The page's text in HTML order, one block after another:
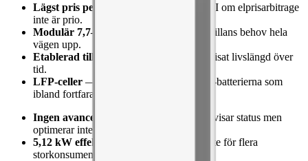
Lägst pris per kWh
i vårt test — bra ROI om elprisarbitrage
inte är prio.
Modulär 7,7–23 kWh
— täcker normalvillans behov hela
vägen upp.
Etablerad tillverkare
— Dyness har bevisat livslängd över
tid.
LFP-celler — säkrare än de gamla NMC-batterierna som
ibland fortfarande säljs.
Ingen avancerad AI-styrning
— appen visar status men
optimerar inte mot elpris automatiskt.
5,12 kW effekt
— räcker för villa men inte för flera
storkonsumenter samtidigt.